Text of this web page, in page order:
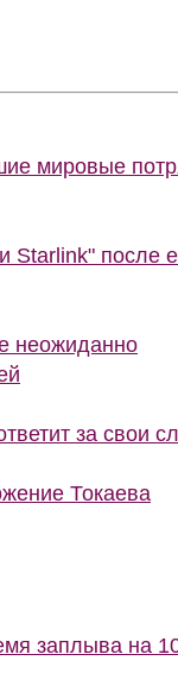
мировые
Starlink" после
неожиданно
за свои
Токаева
заплыва на